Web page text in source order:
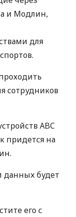
и Модлин,
для
сотрудников
ABC
придется на
данных будет
его с